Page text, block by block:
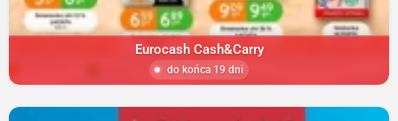
Eurocash Cash&Carry
do końca 19 dni